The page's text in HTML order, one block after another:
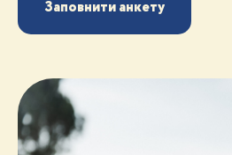
Заповнити анкету